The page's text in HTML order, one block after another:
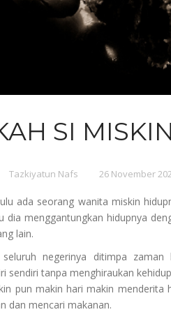
SI MISKIN
Tazkiyatun Nafs 26 November
ada seorang wanita miskin
dia menggantungkan hidupnya
lain.
negerinya ditimpa zaman
sendiri tanpa menghiraukan
pun makin hari makin menderita
dan mencari makanan.